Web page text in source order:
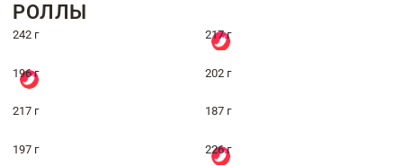
РОЛЛЫ
242 г 217 г
196 г 202 г
217 г 187 г
197 г 226 г